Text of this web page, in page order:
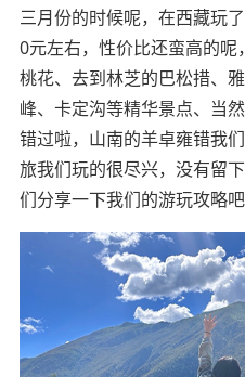
三月份的时候呢，在西藏玩
0元左右，性价比还蛮高的
桃花、去到林芝的巴松措、
峰、卡定沟等精华景点、当
错过啦，山南的羊卓雍错我
旅我们玩的很尽兴，没有留
们分享一下我们的游玩攻略